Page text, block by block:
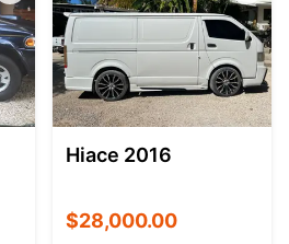
Hiace 2016
$28,000.00